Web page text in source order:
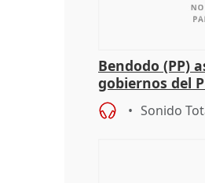
Bendodo (PP)
gobiernos del
sobre los
Sonido